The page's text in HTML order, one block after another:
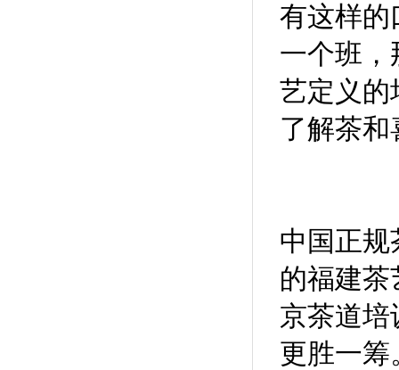
有这样的
一个班，
艺定义的
了解茶和
中国正规
的福建
京茶道培
更胜一筹